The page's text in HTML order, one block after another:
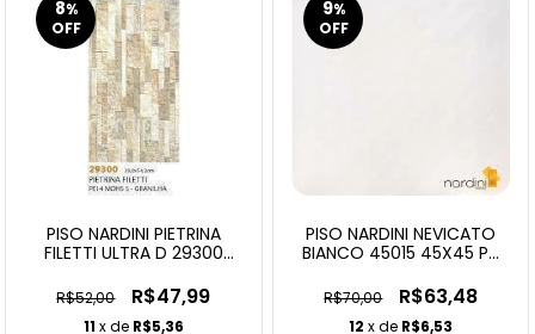
8%
OFF
PISO NARDINI PIETRINA
FILETTI ULTRA D 29300
R$52,00 R$47,99
11x de R$5,36
9%
OFF
PISO NARDINI NEVICATO
BIANCO 45015 45X45 PEI
R$70,00 R$63,48
12 x de R$6,53